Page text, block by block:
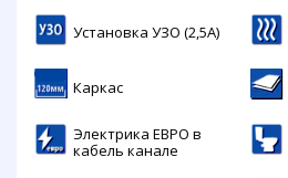
Установка УЗО (2,5А)
Каркас
Электрика ЕВРО в
кабель канале